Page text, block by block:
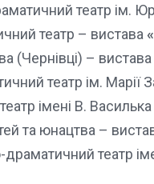
театр ім.
театр – вистава
(Чернівці) – вистава
театр ім. Марії
імені В.
та юнацтва –
театр